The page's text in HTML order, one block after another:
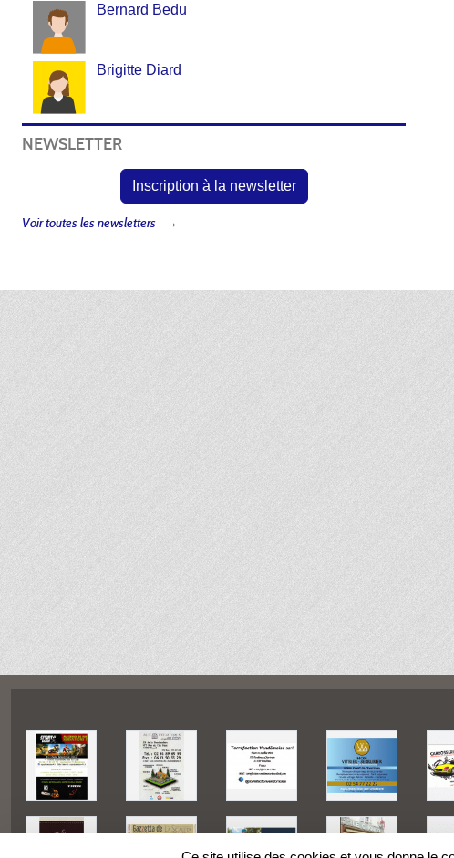
Bernard Bedu
Brigitte Diard
NEWSLETTER
Inscription à la newsletter
Voir toutes les newsletters